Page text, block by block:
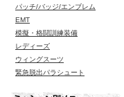
パッチ/バッジ/エンブレム
EMT
模擬・格闘訓練装備
レディーズ
ウィングスーツ
緊急脱出パラシュート